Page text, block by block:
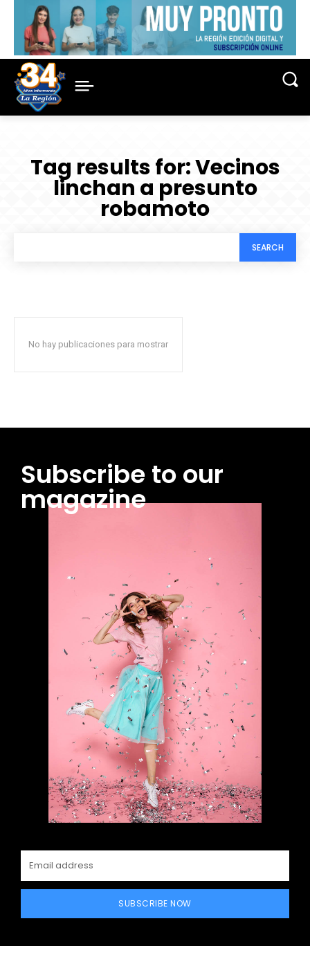
Tag results for:Vecinos
linchan a presunto
robamoto
SEARCH
No hay publicaciones para mostrar
Subscribe to our
magazine
SUBSCRIBE NOW